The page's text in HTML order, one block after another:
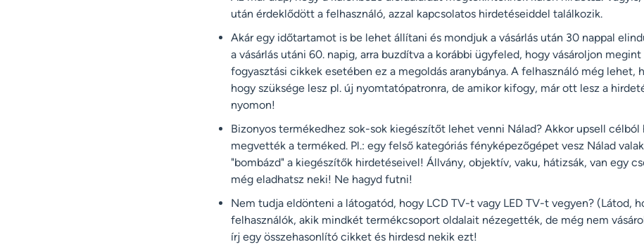
után érdeklődött a felhasználó, azzal kapcsolatos hirdetéseiddel találkozik.
Akár egy időtartamot is be lehet állítani és mondjuk a vásárlás után 30 nappal
a vásárlás utáni 60. napig, arra buzdítva a korábbi ügyfeled, hogy vásároljon megint
fogyasztási cikkek esetében ez a megoldás aranybánya. A felhasználó még lehet,
hogy szüksége lesz pl. új nyomtatópatronra, de amikor kifogy, már ott lesz a
nyomon!
Bizonyos termékedhez sok-sok kiegészítőt lehet venni Nálad? Akkor upsell célból
megvették a terméked. Pl.: egy felső kategóriás fényképezőgépet vesz Nálad
"bombázd" a kiegészítők hirdetéseivel! Állvány, objektív, vaku, hátizsák, van egy
még eladhatsz neki! Ne hagyd futni!
Nem tudja eldönteni a látogatód, hogy LCD TV-t vagy LED TV-t vegyen? (Látod,
felhasználók, akik mindkét termékcsoport oldalait nézegették, de még nem
írj egy összehasonlító cikket és hirdesd nekik ezt!